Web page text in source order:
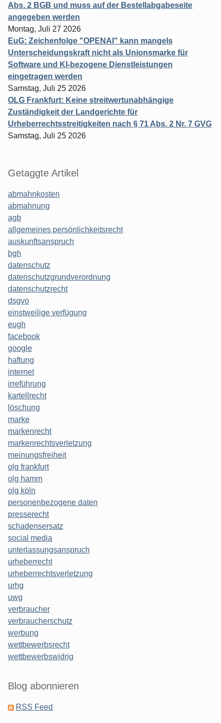
Abs. 2 BGB und muss auf der Bestellabgabeseite
angegeben werden
Montag, Juli 27 2026
EuG: Zeichenfolge "OPENAI" kann mangels
Unterscheidungskraft nicht als Unionsmarke für
Software und KI-bezogene Dienstleistungen
eingetragen werden
Samstag, Juli 25 2026
OLG Frankfurt: Keine streitwertunabhängige
Zuständigkeit der Landgerichte für
Urheberrechtsstreitigkeiten nach § 71 Abs. 2 Nr. 7 GVG
Samstag, Juli 25 2026
Getaggte Artikel
abmahnkosten
abmahnung
agb
allgemeines persönlichkeitsrecht
auskunftsanspruch
bgh
datenschutz
datenschutzgrundverordnung
datenschutzrecht
dsgvo
einstweilige verfügung
eugh
facebook
google
haftung
internet
irreführung
kartellrecht
löschung
marke
markenrecht
markenrechtsverletzung
meinungsfreiheit
olg frankfurt
olg hamm
olg köln
personenbezogene daten
presserecht
schadensersatz
social media
unterlassungsanspruch
urheberrecht
urheberrechtsverletzung
urhg
uwg
verbraucher
verbraucherschutz
werbung
wettbewerbsrecht
wettbewerbswidrig
Blog abonnieren
RSS Feed